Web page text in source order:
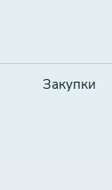
Закупки